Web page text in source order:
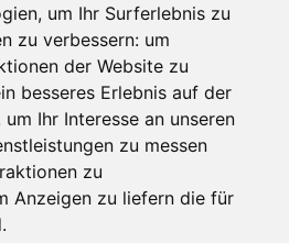
um Ihr Surferlebnis zu
zu verbessern: um
der Website zu
besseres Erlebnis auf der
um Ihr Interesse an unseren
zu messen
zu
Anzeigen zu liefern die für
.
abschicken
geschützt und es
und
.